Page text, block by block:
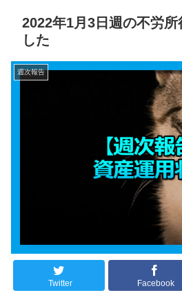
2022年1月3日週の不労
した
週次報告
Twitter Facebook